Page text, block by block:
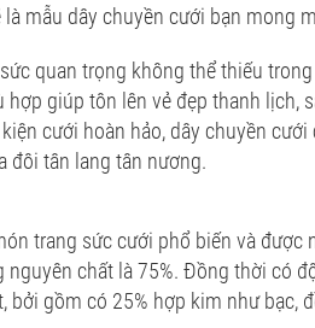
mẫu dây chuyền cưới bạn mong
quan trọng không thể thiếu
giúp tôn lên vẻ đẹp thanh lịch,
cưới hoàn hảo, dây chuyền
đôi tân lang tân nương.
trang sức cưới phổ biến và được
chất là 75%. Đồng thời có
bởi gồm có 25% hợp kim như bạc,